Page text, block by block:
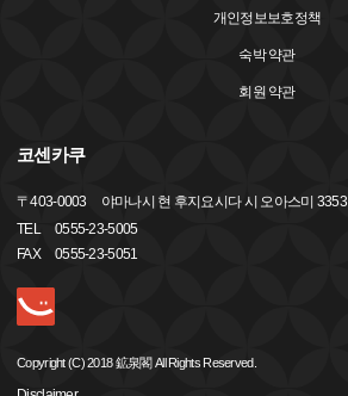
개인정보보호정책
숙박 약관
회원 약관
코센카쿠
〒403-0003
야마나시 현 후지요시다 시 오아스미 3353
TEL
0555-23-5005
FAX
0555-23-5051
Copyright (C) 2018 鉱泉閣 All Rights Reserved.